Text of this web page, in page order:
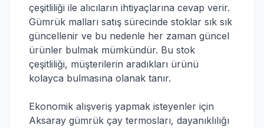
çeşitliliği ile alıcıların ihtiyaçlarına cevap verir.
Gümrük malları satış sürecinde stoklar sık sık
güncellenir ve bu nedenle her zaman güncel
ürünler bulmak mümkündür. Bu stok
çeşitliliği, müşterilerin aradıkları ürünü
kolayca bulmasına olanak tanır.
Ekonomik alışveriş yapmak isteyenler için
Aksaray gümrük çay termosları, dayanıklılığı